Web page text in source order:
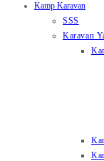
Kamp Karavan
SSS
Karavan